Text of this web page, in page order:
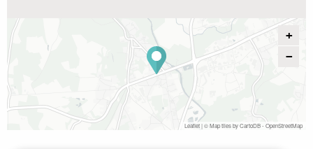
+
−
Leaflet| © Map tiles byCartoDB- OpenStreetMap